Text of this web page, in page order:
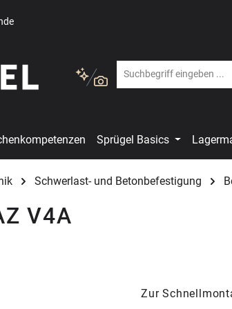
Sprügel Basics
Schwerlast- und Betonbefestigung
V4A
Zur